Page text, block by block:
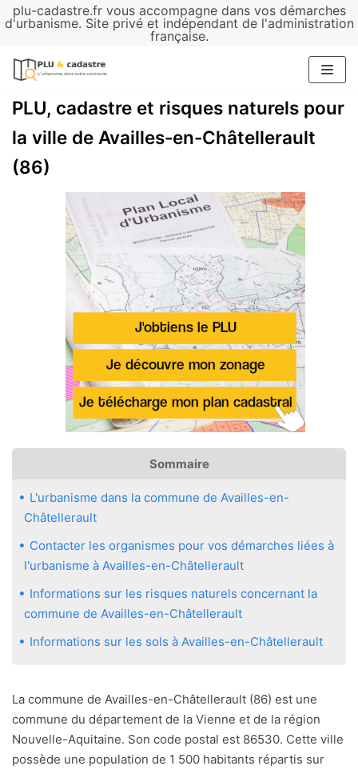
plu-cadastre.fr vous accompagne dans vos démarches
d'urbanisme. Site privé et indépendant de l'administration
française.
Aller
contenu
PLU, cadastre et risques naturels pour
la ville de Availles-en-Châtellerault
(86)
Sommaire
L'urbanisme dans la commune de Availles-en-
Châtellerault
Contacter les organismes pour vos démarches liées à
l'urbanisme à Availles-en-Châtellerault
Informations sur les risques naturels concernant la
commune de Availles-en-Châtellerault
Informations sur les sols à Availles-en-Châtellerault
La commune de Availles-en-Châtellerault (86) est une
commune du département de la Vienne et de la région
Nouvelle-Aquitaine. Son code postal est 86530. Cette ville
possède une population de 1 500 habitants répartis sur